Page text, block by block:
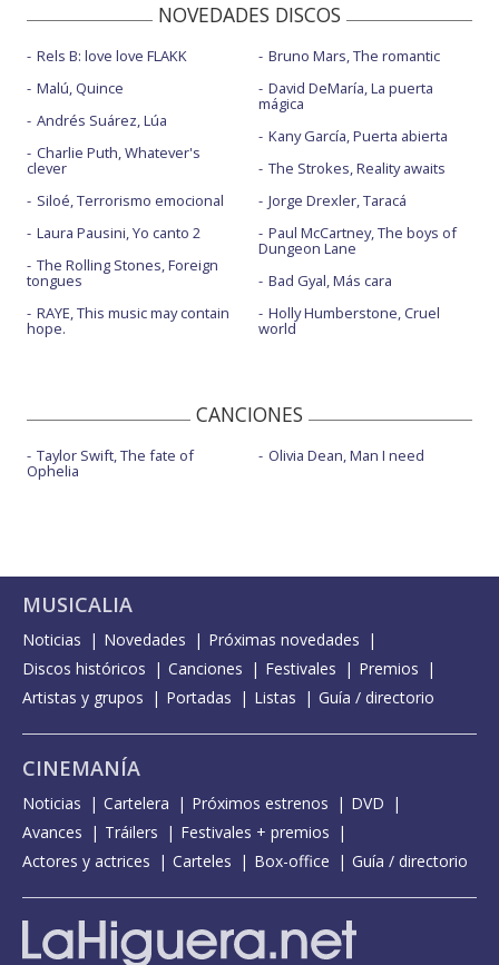
NOVEDADES DISCOS
Rels B: love love FLAKK
Malú, Quince
Andrés Suárez, Lúa
Charlie Puth, Whatever's
clever
Siloé, Terrorismo emocional
Laura Pausini, Yo canto 2
The Rolling Stones, Foreign
tongues
RAYE, This music may contain
hope.
Bruno Mars, The romantic
David DeMaría, La puerta
mágica
Kany García, Puerta abierta
The Strokes, Reality awaits
Jorge Drexler, Taracá
Paul McCartney, The boys of
Dungeon Lane
Bad Gyal, Más cara
Holly Humberstone, Cruel
world
CANCIONES
Taylor Swift, The fate of
Ophelia
Olivia Dean, Man I need
MUSICALIA
Noticias Novedades
Próximas novedades
Discos históricos
Canciones Festivales
Premios
Artistas y grupos
Portadas Listas Guía / directorio
CINEMANÍA
Noticias Cartelera Próximos estrenos
DVD
Avances
Tráilers
Festivales + premios
Actores y actrices
Carteles Box-office Guía / directorio